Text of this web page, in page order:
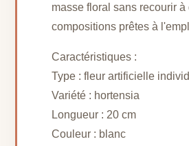
masse floral sans recourir à
compositions prêtes à
Caractéristiques :
Type : fleur artificielle
Variété : hortensia
Longueur : 20 cm
Couleur : blanc